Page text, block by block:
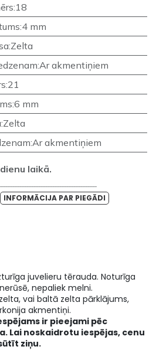
:18
:4 mm
:Zelta
:Ar akmentiņiem
:21
:6 mm
:Zelta
:Ar akmentiņiem
laikā.
INFORMĀCIJA PAR PIEGĀDI
juvelieru tērauda. Noturīga
nepaliek melni.
vai baltā zelta pārklājums,
akmentiņi.
ir pieejami pēc
Lai noskaidrotu iespējas, cenu
ziņu.